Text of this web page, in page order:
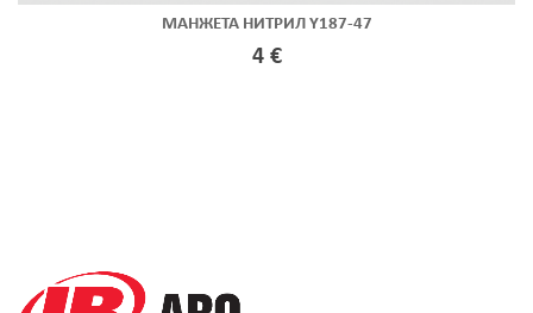
МАНЖЕТА НИТРИЛ Y187-47
4 €